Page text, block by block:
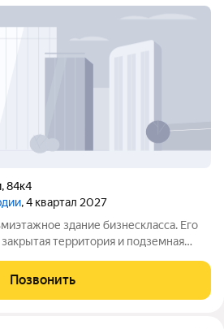
,84к4
, 4 квартал 2027
количество жильцов
атмосферу
Позвонить